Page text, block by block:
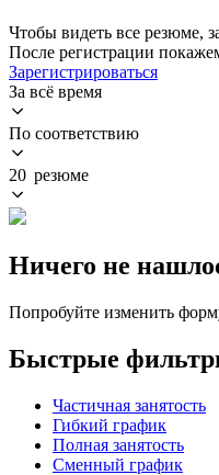
Чтобы видеть все резюме,
После регистрации
Зарегистрироваться
За всё время
По соответствию
20 резюме
Ничего не
Попробуйте изменить
Быстрые
Частичная занятость
Гибкий график
Полная занятость
Сменный график